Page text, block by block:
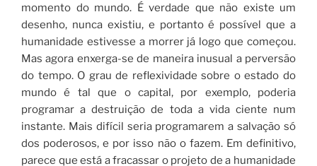
momento do mundo. É verdade que não existe um
desenho, nunca existiu, e portanto é possível que a
humanidade estivesse a morrer já logo que começou.
Mas agora enxerga-se de maneira inusual a perversão
do tempo. O grau de reflexividade sobre o estado do
mundo é tal que o capital, por exemplo, poderia
programar a destruição de toda a vida ciente num
instante. Mais difícil seria programarem a salvação só
dos poderosos, e por isso não o fazem. Em definitivo,
parece que está a fracassar o projeto de a humanidade